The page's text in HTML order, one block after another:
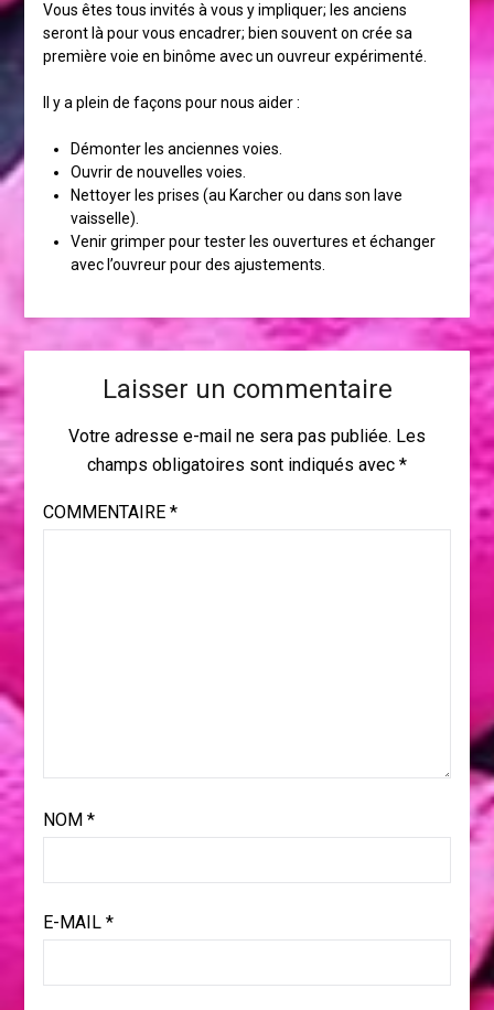
Vous êtes tous invités à vous y impliquer; les anciens
seront là pour vous encadrer; bien souvent on crée sa
première voie en binôme avec un ouvreur expérimenté.
Il y a plein de façons pour nous aider :
Démonter les anciennes voies.
Ouvrir de nouvelles voies.
Nettoyer les prises (au Karcher ou dans son lave
vaisselle).
Venir grimper pour tester les ouvertures et échanger
avec l’ouvreur pour des ajustements.
Laisser un commentaire
Votre adresse e-mail ne sera pas publiée. Les
champs obligatoires sont indiqués avec *
COMMENTAIRE *
NOM *
E-MAIL *